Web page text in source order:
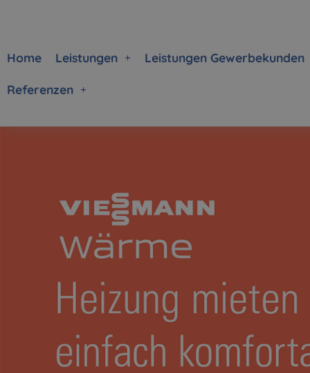
Home Leistungen Leistungen Gewerbekunden
Referenzen